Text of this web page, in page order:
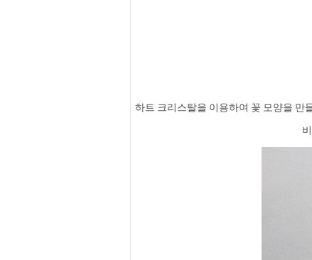
하트 크리스탈을 이용하여 꽃 모양을 만